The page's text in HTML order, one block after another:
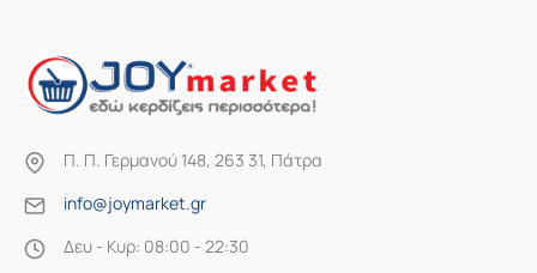
Π. Π. Γερμανού 148, 263 31, Πάτρα
info@joymarket.gr
Δευ - Κυρ: 08:00 - 22:30